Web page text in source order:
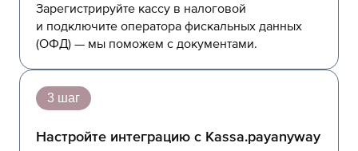
Зарегистрируйте кассу в налоговой
и подключите оператора фискальных данных
(ОФД) — мы поможем с документами.
3 шаг
Настройте интеграцию с Kassa.payanyway